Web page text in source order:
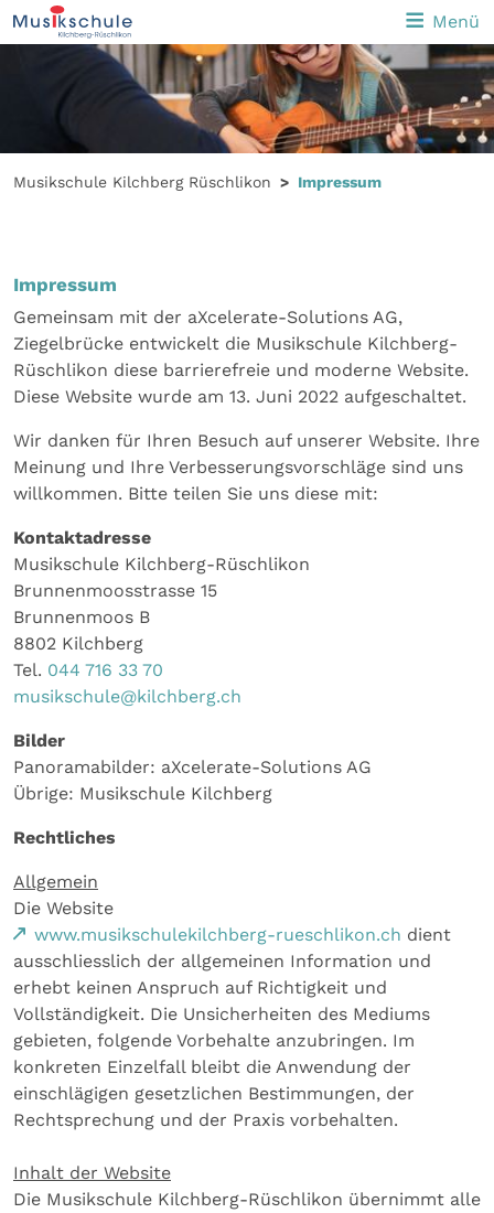
Menü
Musikschule Kilchberg Rüschlikon Impressum
Impressum
Gemeinsam mit der aXcelerate-Solutions AG,
Ziegelbrücke entwickelt die Musikschule Kilchberg-
Rüschlikon diese barrierefreie und moderne Website.
Diese Website wurde am 13. Juni 2022 aufgeschaltet.
Wir danken für Ihren Besuch auf unserer Website. Ihre
Meinung und Ihre Verbesserungsvorschläge sind uns
willkommen. Bitte teilen Sie uns diese mit:
Kontaktadresse
Musikschule Kilchberg-Rüschlikon
Brunnenmoosstrasse 15
Brunnenmoos B
8802 Kilchberg
Tel. 044 716 33 70
musikschule@kilchberg.ch
Bilder
Panoramabilder: aXcelerate-Solutions AG
Übrige: Musikschule Kilchberg
Rechtliches
Allgemein
Die Website
www.musikschulekilchberg-rueschlikon.ch dient
ausschliesslich der allgemeinen Information und
erhebt keinen Anspruch auf Richtigkeit und
Vollständigkeit. Die Unsicherheiten des Mediums
gebieten, folgende Vorbehalte anzubringen. Im
konkreten Einzelfall bleibt die Anwendung der
einschlägigen gesetzlichen Bestimmungen, der
Rechtsprechung und der Praxis vorbehalten.
Inhalt der Website
Die Musikschule Kilchberg-Rüschlikon übernimmt alle